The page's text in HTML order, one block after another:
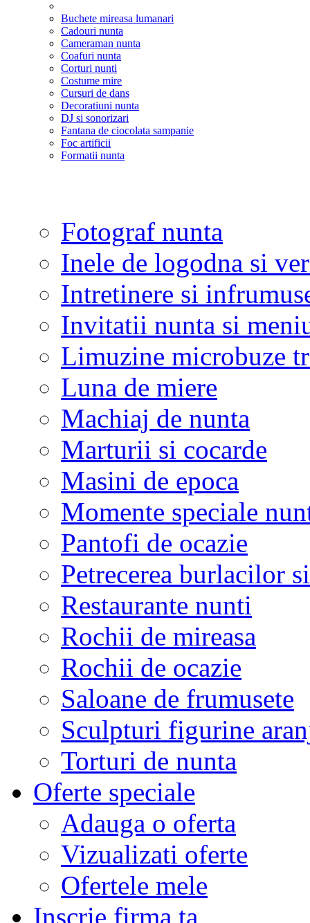
Buchete mireasa lumanari
Cadouri nunta
Cameraman nunta
Coafuri nunta
Corturi nunti
Costume mire
Cursuri de dans
Decoratiuni nunta
DJ si sonorizari
Fantana de ciocolata sampanie
Foc artificii
Formatii nunta
Fotograf nunta
Inele de logodna si
Intretinere si
Invitatii nunta si
Limuzine microbuze
Luna de miere
Machiaj de nunta
Marturii si cocarde
Masini de epoca
Momente speciale
Pantofi de ocazie
Petrecerea burlacilor
Restaurante nunti
Rochii de mireasa
Rochii de ocazie
Saloane de frumusete
Sculpturi figurine
Torturi de nunta
Oferte speciale
Adauga o oferta
Vizualizati oferte
Ofertele mele
Inscrie firma ta